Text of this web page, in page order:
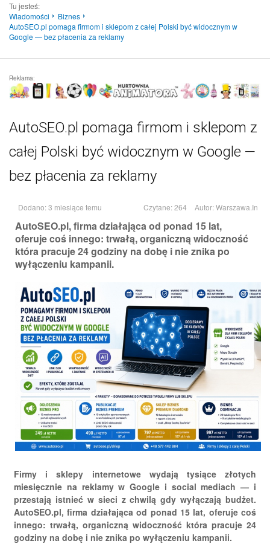
Tu jesteś:
Wiadomości
Biznes
AutoSEO.pl pomaga firmom i sklepom z całej Polski być widocznym w
Google — bez płacenia za reklamy
Reklama:
AutoSEO.pl pomaga firmom i sklepom z
całej Polski być widocznym w Google —
bez płacenia za reklamy
Dodano: 3 miesiące temu Czytane: 264 Autor:Warszawa.In
AutoSEO.pl, firma działająca od ponad 15 lat,
oferuje coś innego: trwałą, organiczną widoczność
która pracuje 24 godziny na dobę i nie znika po
wyłączeniu kampanii.
Firmy i sklepy internetowe wydają tysiące złotych
miesięcznie na reklamy w Google i social mediach — i
przestają istnieć w sieci z chwilą gdy wyłączają budżet.
AutoSEO.pl, firma działająca od ponad 15 lat, oferuje coś
innego: trwałą, organiczną widoczność która pracuje 24
godziny na dobę i nie znika po wyłączeniu kampanii.